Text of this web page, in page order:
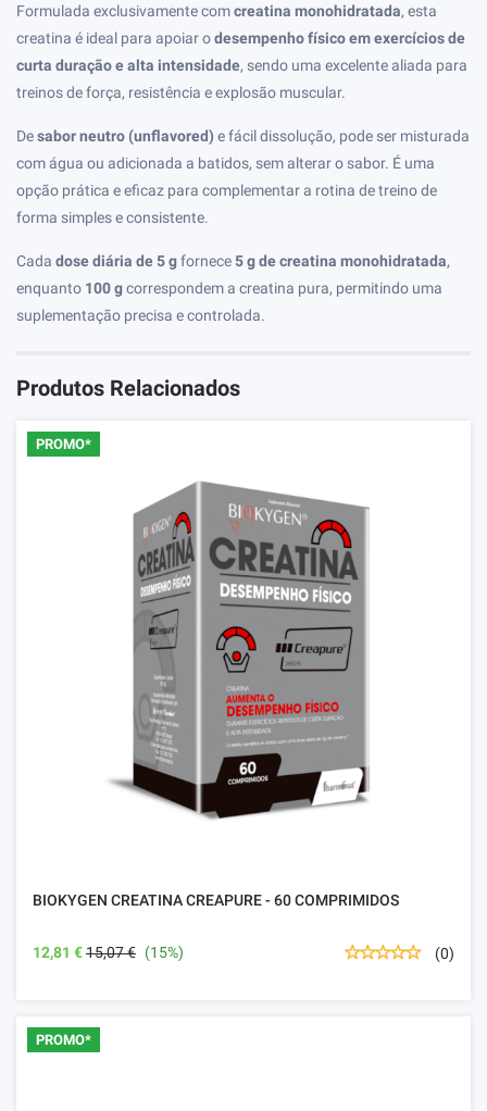
Formulada exclusivamente comcreatina monohidratada, esta
creatina é ideal para apoiar odesempenho físico em exercícios de
curta duração e alta intensidade, sendo uma excelente aliada para
treinos de força, resistência e explosão muscular.
Desabor neutro (unflavored) e fácil dissolução, pode ser misturada
com água ou adicionada a batidos, sem alterar o sabor. É uma
opção prática e eficaz para complementar a rotina de treino de
forma simples e consistente.
Cada dose diária de 5 gfornece5 g de creatina monohidratada,
enquanto 100 gcorrespondem a creatina pura, permitindo uma
suplementação precisa e controlada.
Produtos Relacionados
PROMO*
BIOKYGEN CREATINA CREAPURE - 60 COMPRIMIDOS
12,81 €15,07 € (15%) (0)
PROMO*